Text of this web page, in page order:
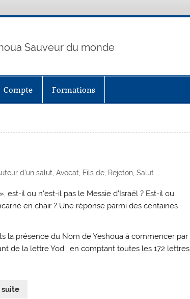
Sauveur du monde
Compte Formations
d'un salut, Avocat, Fils de, Rejeton, Salut
il ou n’est-il pas le Messie d’Israël ? Est-il ou
en chair ? Une réponse parmi des centaines
la présence du Nom de Yeshoua à commencer par
de la lettre Yod : en comptant toutes les 172 lettres